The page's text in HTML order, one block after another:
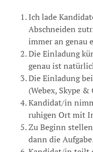
Ich lade
Abschneiden
immer an genau
Die Einladung
genau ist
Die Einladung
(Webex, Skype &
Kandidat/in
ruhigen Ort mit
Zu Beginn
dann die